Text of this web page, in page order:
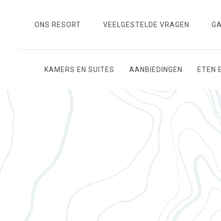
ONS RESORT VEELGESTELDE VRAGEN
KAMERS EN SUITES AANBIEDINGEN ETEN